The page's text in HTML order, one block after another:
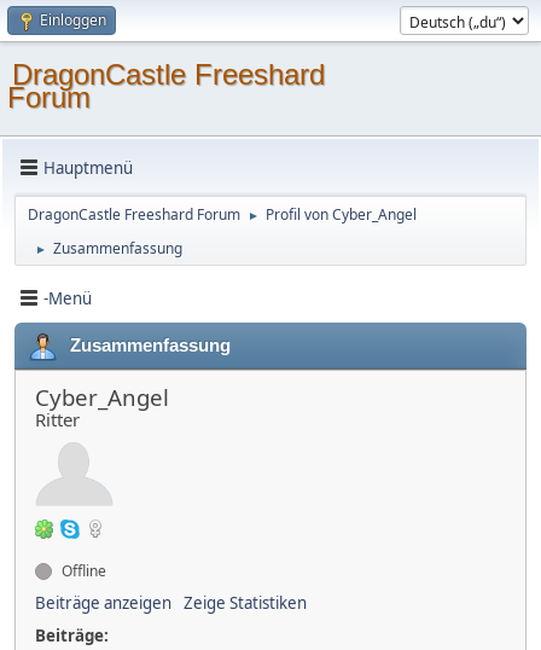
Einloggen
DragonCastle Freeshard
Forum
Hauptmenü
DragonCastle Freeshard Forum ► Profil von Cyber_Angel
► Zusammenfassung
-Menü
Zusammenfassung
Cyber_Angel
Ritter
Offline
Beiträge anzeigen Zeige Statistiken
Beiträge: